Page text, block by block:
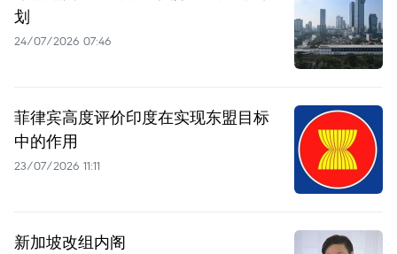
划
24/07/2026 07:46
菲律宾高度评价印度在实现东盟目标
中的作用
23/07/2026 11:11
新加坡改组内阁